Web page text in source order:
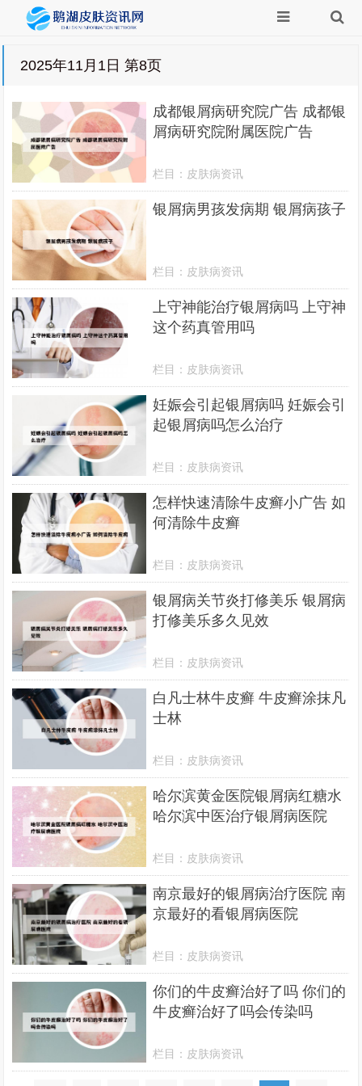
2025年11月1日 第8页
成都银屑病研究院广告 成都银
屑病研究院附属医院广告
栏目： 皮肤病资讯
银屑病男孩发病期 银屑病孩子
栏目： 皮肤病资讯
上守神能治疗银屑病吗 上守神
这个药真管用吗
栏目： 皮肤病资讯
妊娠会引起银屑病吗 妊娠会引
起银屑病吗怎么治疗
栏目： 皮肤病资讯
怎样快速清除牛皮癣小广告 如
何清除牛皮癣
栏目： 皮肤病资讯
银屑病关节炎打修美乐 银屑病
打修美乐多久见效
栏目： 皮肤病资讯
白凡士林牛皮癣 牛皮癣涂抹凡
士林
栏目： 皮肤病资讯
哈尔滨黄金医院银屑病红糖水
哈尔滨中医治疗银屑病医院
栏目： 皮肤病资讯
南京最好的银屑病治疗医院 南
京最好的看银屑病医院
栏目： 皮肤病资讯
你们的牛皮癣治好了吗 你们的
牛皮癣治好了吗会传染吗
栏目： 皮肤病资讯